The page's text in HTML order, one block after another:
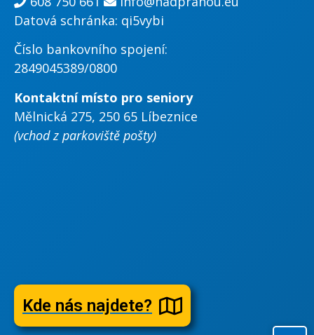
Datová schránka: qi5vybi
Číslo bankovního spojení:
2849045389/0800
Kontaktní místo pro seniory
Mělnická 275, 250 65 Líbeznice
(vchod z parkoviště pošty)
Kde nás najdete?